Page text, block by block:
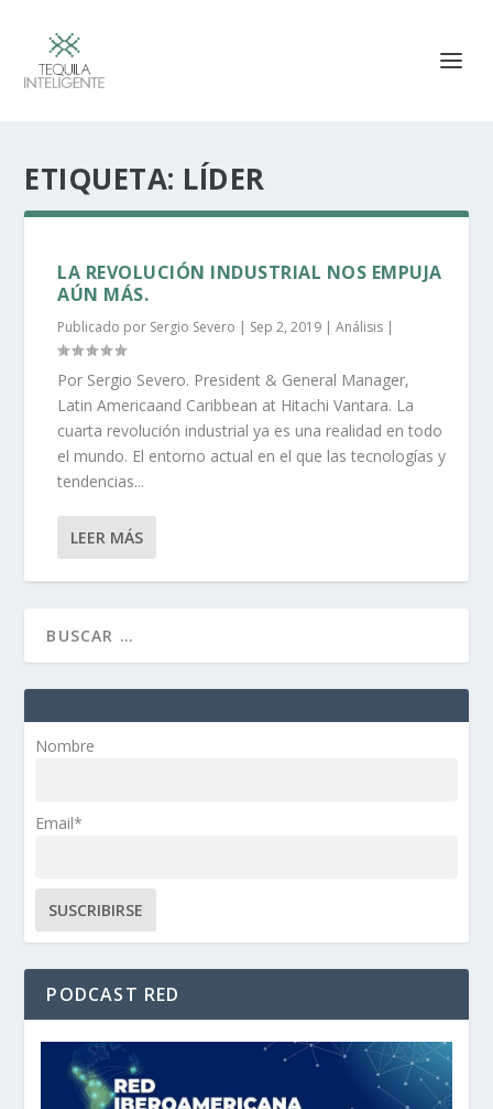
ETIQUETA: LÍDER
LA REVOLUCIÓN INDUSTRIAL NOS EMPUJA
AÚN MÁS.
Publicado por Sergio Severo | Sep 2, 2019 |Análisis |
Por Sergio Severo. President & General Manager,
Latin Americaand Caribbean at Hitachi Vantara. La
cuarta revolución industrial ya es una realidad en todo
el mundo. El entorno actual en el que las tecnologías y
tendencias...
LEER MÁS
Nombre
Email*
PODCAST RED